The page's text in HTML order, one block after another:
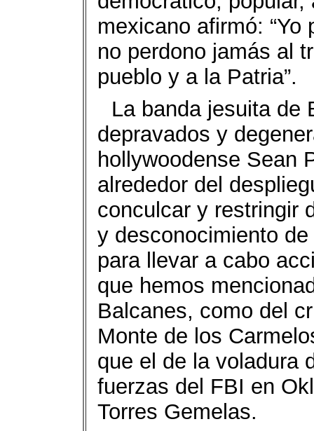
mexicano afirmó:
no perdono jamás al
pueblo y a la Patria”.
La banda jesuita de
depravados y
hollywoodense Sean
alrededor del
conculcar y restringir
y desconocimiento
para llevar a cabo
que hemos
Balcanes, como del
Monte de los
que el de la voladura
fuerzas del FBI en
Torres Gemelas.